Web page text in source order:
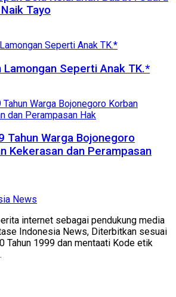
Tayo
Lamongan Seperti Anak TK.*
Tahun Warga Bojonegoro
Kekerasan dan Perampasan
internet sebagai pendukung media
Indonesia News, Diterbitkan sesuai
Tahun 1999 dan mentaati Kode etik